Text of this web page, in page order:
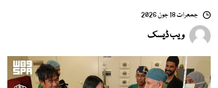
جمعرات 18 جون 2026
ویب ڈیسک